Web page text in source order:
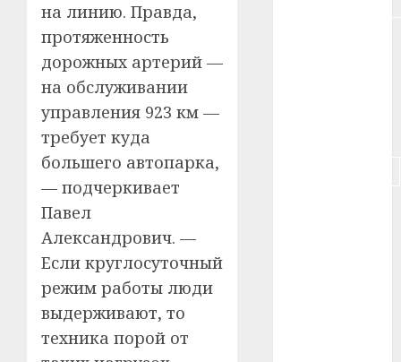
на линию. Правда,
протяженность
дорожных артерий —
на обслуживании
управления 923 км —
требует куда
большего автопарка,
— подчеркивает
Павел
Александрович. —
Если круглосуточный
режим работы люди
выдерживают, то
техника порой от